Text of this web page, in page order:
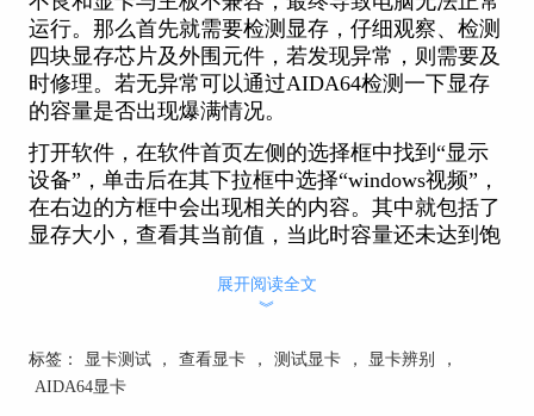
运行。那么首先就需要检测显存，仔细观察、检测
四块显存芯片及外围元件，若发现异常，则需要及
时修理。若无异常可以通过AIDA64检测一下显存
的容量是否出现爆满情况。
打开软件，在软件首页左侧的选择框中找到“显示
设备”，单击后在其下拉框中选择“windows视频”，
在右边的方框中会出现相关的内容。其中就包括了
显存大小，查看其当前值，当此时容量还未达到饱
容量不足则需要清理显存的内存。如图一所示。
展开阅读全文
︾
标签： 显卡测试 ， 查看显卡 ， 测试显卡 ， 显卡辨别
，
AIDA64显卡